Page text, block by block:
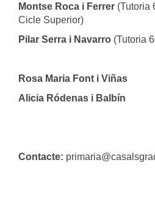
Montse Roca i Ferrer (Tutoria
Cicle Superior)
Pilar Serra i Navarro (Tutoria
Rosa Maria Font i Viñas
Alicia Ródenas i Balbín
Contacte: